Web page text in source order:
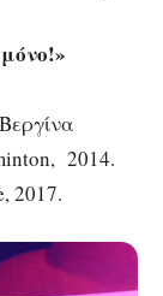
2014.
2017.